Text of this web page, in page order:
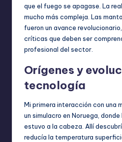
que el fuego se apagase. La
mucho más compleja. Las
fueron un avance
críticas que deben ser
profesional del sector.
Orígenes y
tecnología
Mi primera interacción con una
un simulacro en Noruega,
estuvo a la cabeza. Allí
reducía la temperatura